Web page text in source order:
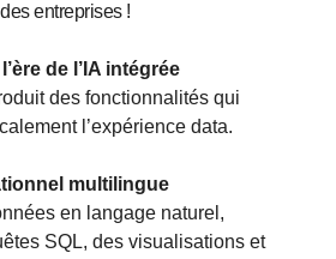
entreprises !
de l’IA intégrée
des fonctionnalités qui
l’expérience data.
multilingue
en langage naturel,
SQL, des visualisations et